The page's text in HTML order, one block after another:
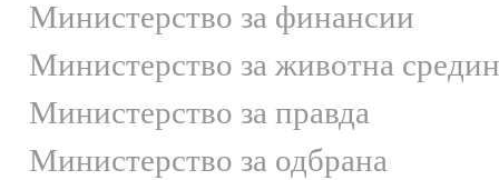
Министерство за финансии
Министерство за животна
Министерство за правда
Министерство за одбрана